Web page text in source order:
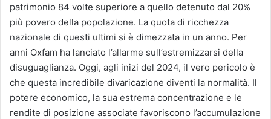
patrimonio 84 volte superiore a quello detenuto dal 20%
più povero della popolazione. La quota di ricchezza
nazionale di questi ultimi si è dimezzata in un anno. Per
anni Oxfam ha lanciato l’allarme sull’estremizzarsi della
disuguaglianza. Oggi, agli inizi del 2024, il vero pericolo è
che questa incredibile divaricazione diventi la normalità. Il
potere economico, la sua estrema concentrazione e le
rendite di posizione associate favoriscono l’accumulazione